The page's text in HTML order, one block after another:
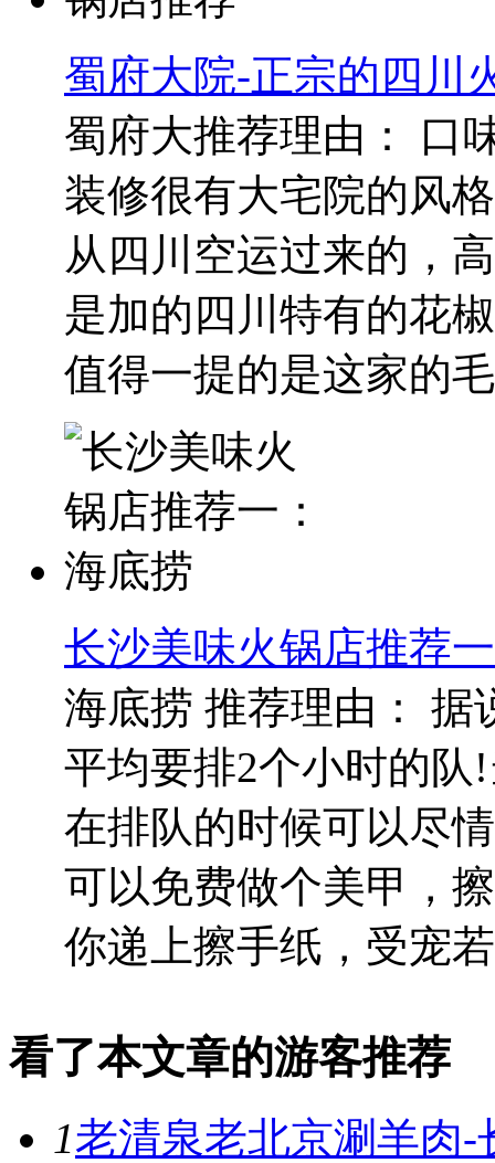
蜀府大院-正宗的四川
蜀府大推荐理由： 口
装修很有大宅院的风
从四川空运过来的，
是加的四川特有的花
值得一提的是这家的
长沙美味火锅店推荐
海底捞 推荐理由： 据
平均要排2个小时的队
在排队的时候可以尽
可以免费做个美甲，
你递上擦手纸，受宠
看了本文章的游客推荐
1老清泉老北京涮羊肉-